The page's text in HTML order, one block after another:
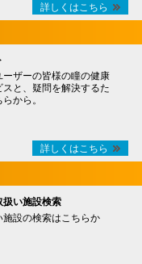
詳しくはこちら
ーザーの皆様の瞳の健康
と、疑問を解決するた
から。
詳しくはこちら
扱い施設検索
設の検索はこちらか